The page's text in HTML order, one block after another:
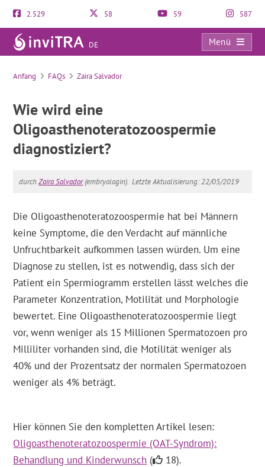
2.529 58 59 587
DE
Menü
FAQs
Anfang FAQs Zaira Salvador
Wie wird eine
Oligoasthenoteratozoospermie
diagnostiziert?
durchZaira Salvador(embryologin). Letzte Aktualisierung: 22/05/2019
Die Oligoasthenoteratozoospermie hat bei Männern
keine Symptome, die den Verdacht auf männliche
Unfruchtbarkeit aufkommen lassen würden. Um eine
Diagnose zu stellen, ist es notwendig, dass sich der
Patient ein Spermiogramm erstellen lässt welches die
Parameter Konzentration, Motilität und Morphologie
bewertet. Eine Oligoasthenoteratozoospermie liegt
vor, wenn weniger als 15 Millionen Spermatozoen pro
Milliliter vorhanden sind, die Motilität weniger als
40% und der Prozentsatz der normalen Spermatozoen
weniger als 4% beträgt.
Hier können Sie den kompletten Artikel lesen:
Oligoasthenoteratozoospermie (OAT-Syndrom):
Behandlung und Kinderwunsch ( 18).